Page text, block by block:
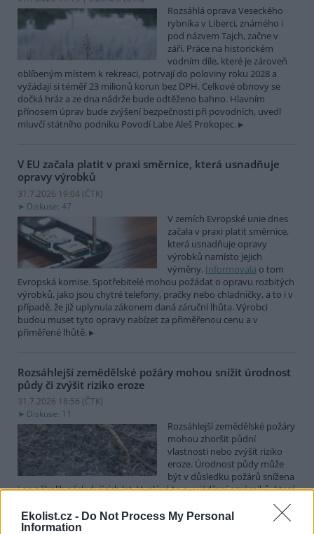
Ekolist.cz - Do Not Process My Personal
Information
Rozsáhlá oprava Veseckého
rybníka v Liberci, známého i
pod názvem Tajch, začne v
září. Práce na historickém
vodním díle, které je zároveň
oblíbeným místem k rekreaci, potrvají do poloviny roku 2028 a
vyžádají si téměř 23 milionů korun bez DPH. Celkové obnovy se
dočká hráz a ze dna nádrže bude odtěženo bahno. Hlavním
přínosem úprav bude zvýšení bezpečnosti při povodních, uvedl
mluvčí státního podniku Povodí Labe Aleš Prokopec.
V EU začala platit v praxi směrnice, která usnadňuje
opravy výrobků
31.7.2026 19:04 (ČTK)
Diskuse: 47
V zemích Evropské unie dnes
začala v praxi platit směrnice,
která usnadňuje opravy
výrobků namísto jejich
výměny. Informovala o tom
Evropská komise. Spotřebitelé mohou požádat o opravu rozbitých
výrobků, jako jsou chytré telefony, pračky nebo chladničky, a to i v
případě, že již uplynula zákonem daná záruční lhůta. Výrobci
budou muset tyto opravy nabízet za přiměřenou cenu a v
přiměřené lhůtě.
Rozsáhlejší zemědělské požáry mohou snížit úrodnost
půdy či zvýšit riziko eroze
31.7.2026 18:56 (ČTK)
Diskuse: 11
Rozsáhlejší zemědělské požáry
mohou zhoršit půdní
vlastnosti nebo zvýšit riziko
eroze. Úrodnost půdy může
být v důsledku požárů snížena
i na několik následujících let. Vyplývá to z vyjádření agrárníků, které
ČTK oslovila. Zemědělci proto nyní v období žní více kontrolují
techniku a přehodnocují časy sklizně. Podle informací Agrární
komory letos zemědělce zasáhly převážně menší požáry a podařilo